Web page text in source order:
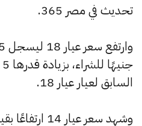
تحديث في مصر 365.
السابق لعيار عيار 18.